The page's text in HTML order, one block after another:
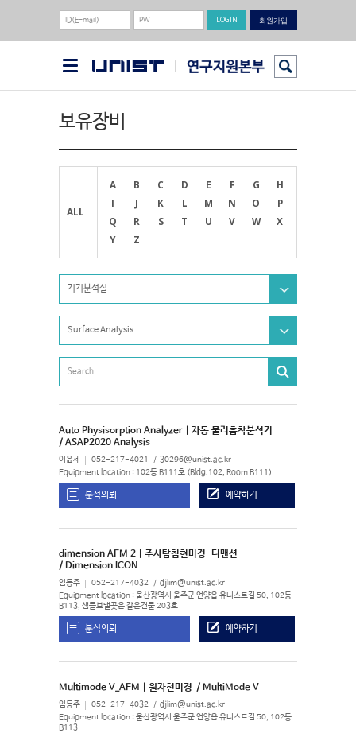
회원가입
보유장비
ALL
A B C D E F G
H
I
J K L M N O
P
Q
R S T U V W
X
Y
Z
기기분석실
Surface Analysis
Auto Physisorption Analyzer | 자동 물리흡착분석기
/ ASAP2020 Analysis
이윤세 052-217-4021 30296@unist.ac.kr
Equipment location : 102동 B111호 (Bldg.102, Room B111)
분석의뢰 예약하기
dimension AFM 2 | 주사탐침현미경-디맨션
/ Dimension ICON
임동주 052-217-4032 djlim@unist.ac.kr
Equipment location : 울산광역시 울주군 언양읍 유니스트길 50, 102동
B113, 샘플보낼곳은 같은건물 203호
분석의뢰 예약하기
Multimode V_AFM | 원자현미경 / MultiMode V
임동주 052-217-4032 djlim@unist.ac.kr
Equipment location : 울산광역시 울주군 언양읍 유니스트길 50, 102동
B113